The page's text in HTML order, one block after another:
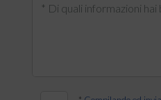
* Di quali informazioni hai